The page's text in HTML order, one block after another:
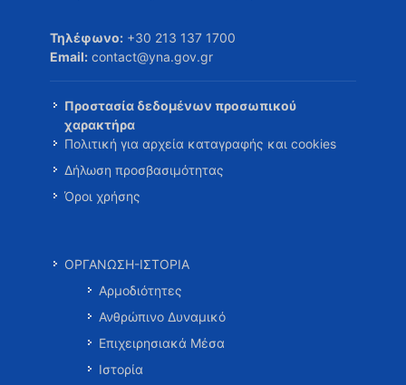
Τηλέφωνο: +30 213 137 1700
Email: contact@yna.gov.gr
Προστασία δεδομένων προσωπικού
χαρακτήρα
Πολιτική για αρχεία καταγραφής και cookies
Δήλωση προσβασιμότητας
Όροι χρήσης
ΟΡΓΑΝΩΣΗ-ΙΣΤΟΡΙΑ
Αρμοδιότητες
Ανθρώπινο Δυναμικό
Επιχειρησιακά Μέσα
Ιστορία